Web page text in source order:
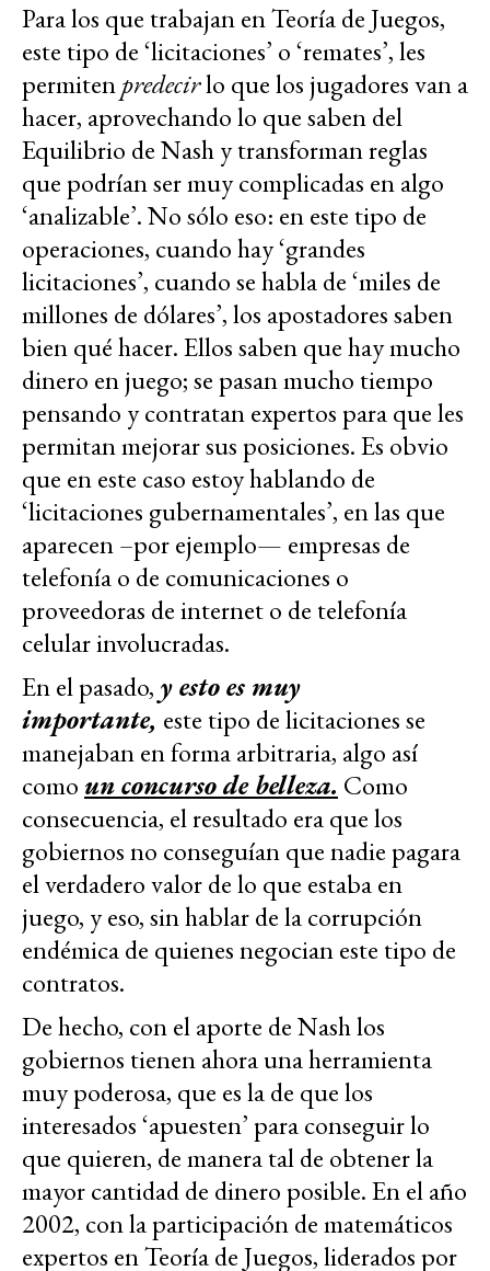
Para los que trabajan en Teoría de Juegos,
este tipo de ‘licitaciones’ o ‘remates’, les
permitenpredecirlo que los jugadores van a
hacer, aprovechando lo que saben del
Equilibrio de Nash y transforman reglas
que podrían ser muy complicadas en algo
‘analizable’. No sólo eso: en este tipo de
operaciones, cuando hay ‘grandes
licitaciones’, cuando se habla de ‘miles de
millones de dólares’, los apostadores saben
bien qué hacer. Ellos saben que hay mucho
dinero en juego; se pasan mucho tiempo
pensando y contratan expertos para que les
permitan mejorar sus posiciones. Es obvio
que en este caso estoy hablando de
‘licitaciones gubernamentales’, en las que
aparecen –por ejemplo— empresas de
telefonía o de comunicaciones o
proveedoras de internet o de telefonía
celular involucradas.
En el pasado, y esto es muy
importante, este tipo de licitaciones se
manejaban en forma arbitraria, algo así
como un concurso de belleza. Como
consecuencia, el resultado era que los
gobiernos no conseguían que nadie pagara
el verdadero valor de lo que estaba en
juego, y eso, sin hablar de la corrupción
endémica de quienes negocian este tipo de
contratos.
De hecho, con el aporte de Nash los
gobiernos tienen ahora una herramienta
muy poderosa, que es la de que los
interesados ‘apuesten’ para conseguir lo
que quieren, de manera tal de obtener la
mayor cantidad de dinero posible. En el año
2002, con la participación de matemáticos
expertos en Teoría de Juegos, liderados por